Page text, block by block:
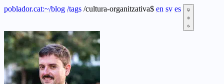
poblador.cat:~/blog /tags /cultura-organitzativa$ en sv es